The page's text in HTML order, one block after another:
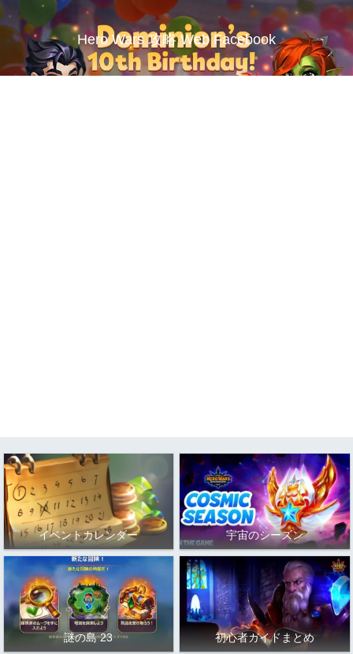
Hero Wars 攻略 Web Facebook
イベントカレンダー 宇宙のシーズン
謎の島 23 初心者ガイドまとめ